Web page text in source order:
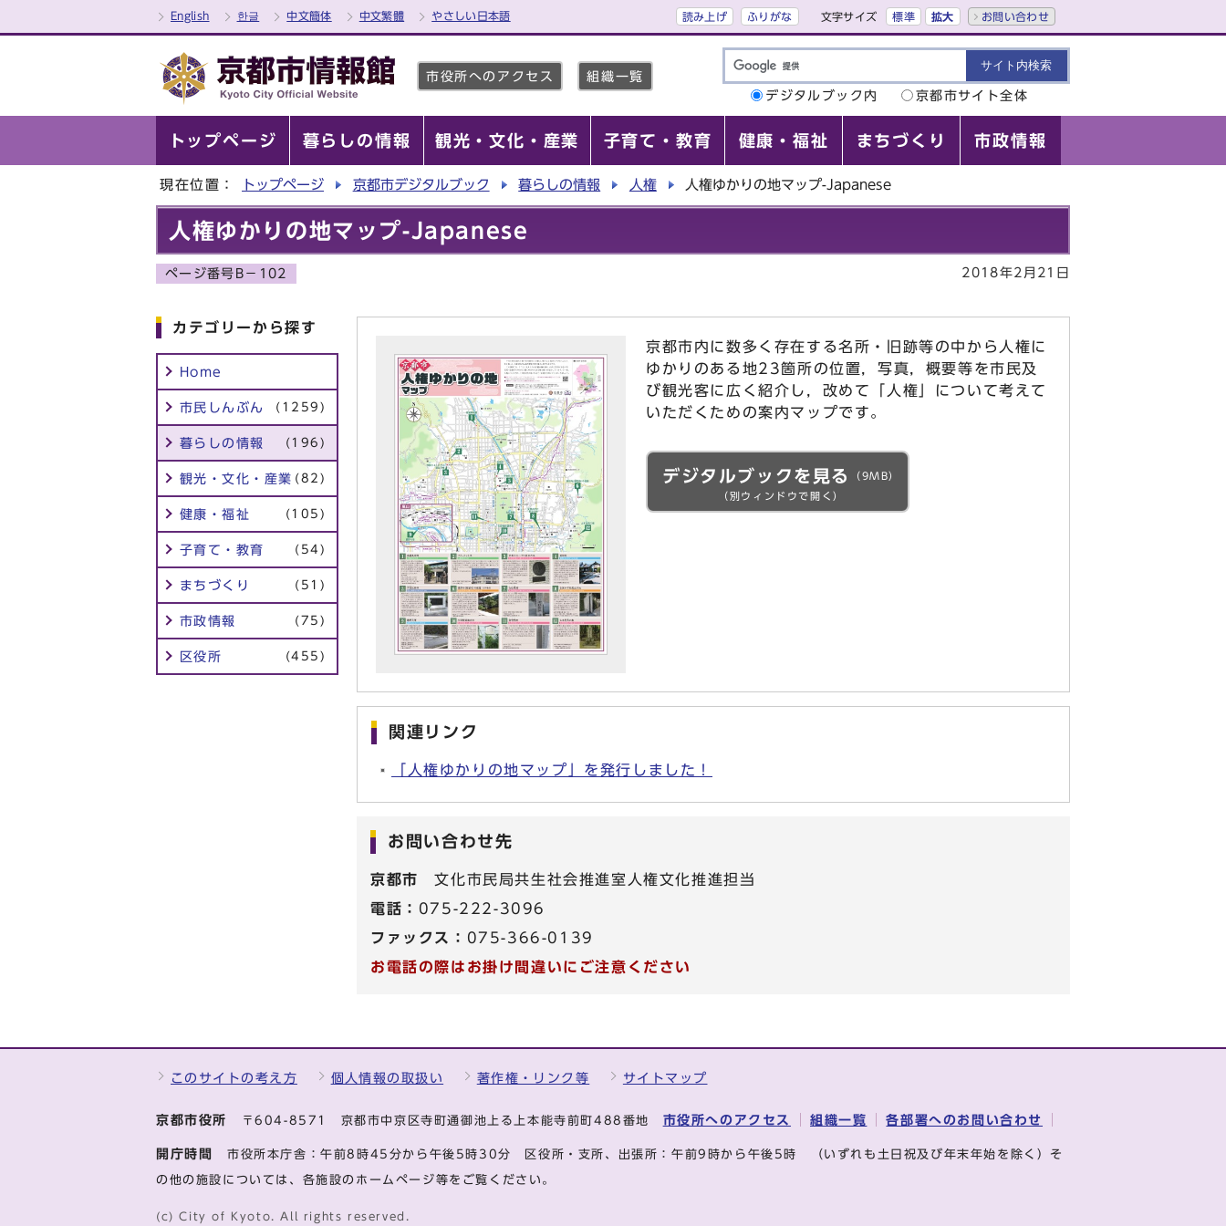
English 한글 中文簡体 中文繁體 やさしい日本語 読み上げ ふりがな 文字サイズ 標準 拡大 お問い合わせ
市役所へのアクセス
組織一覧
デジタルブック内
京都市サイト全体
トップページ 暮らしの情報 観光・文化・産業 子育て・教育 健康・福祉 まちづくり 市政情報
現在位置： トップページ 京都市デジタルブック 暮らしの情報 人権 人権ゆかりの地マップ-Japanese
人権ゆかりの地マップ-Japanese
ページ番号B－102 2018年2月21日
カテゴリーから探す
Home
市民しんぶん (1259)
暮らしの情報 (196)
観光・文化・産業 (82)
健康・福祉 (105)
子育て・教育 (54)
まちづくり (51)
市政情報 (75)
区役所 (455)
京都市内に数多く存在する名所・旧跡等の中から人権に
ゆかりのある地23箇所の位置，写真，概要等を市民及
び観光客に広く紹介し，改めて「人権」について考えて
いただくための案内マップです。
デジタルブックを見る
（9MB）
（別ウィンドウで開く）
関連リンク
「人権ゆかりの地マップ」を発行しました！
お問い合わせ先
京都市
文化市民局共生社会推進室人権文化推進担当
電話： 075-222-3096
ファックス： 075-366-0139
お電話の際はお掛け間違いにご注意ください
このサイトの考え方 個人情報の取扱い 著作権・リンク等 サイトマップ
京都市役所 〒604-8571 京都市中京区寺町通御池上る上本能寺前町488番地 市役所へのアクセス 組織一覧 各部署へのお問い合わせ
開庁時間 市役所本庁舎：午前8時45分から午後5時30分 区役所・支所、出張所：午前9時から午後5時 （いずれも土日祝及び年末年始を除く）そ
の他の施設については、各施設のホームページ等をご覧ください。
(c) City of Kyoto. All rights reserved.